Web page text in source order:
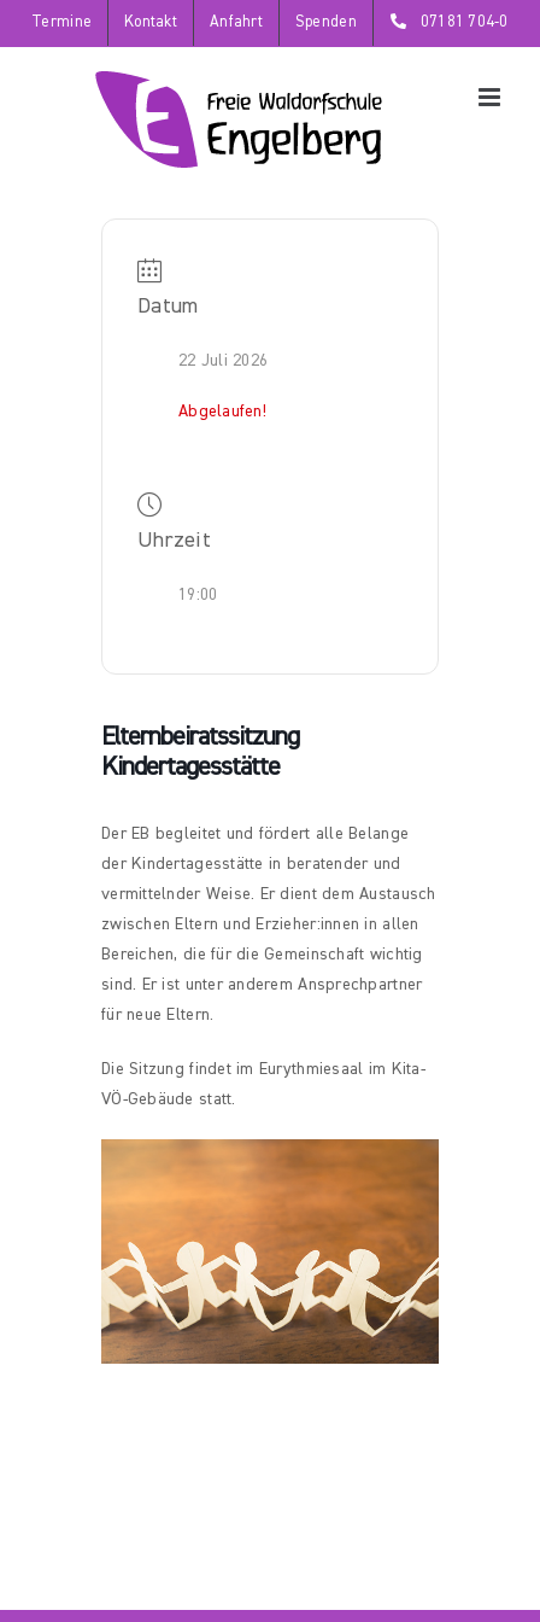
Zum
Inhalt
Termine Kontakt Anfahrt Spenden 07181 704-0
Datum
22 Juli 2026
Abgelaufen!
Uhrzeit
19:00
Elternbeiratssitzung
Kindertagesstätte
Der EB begleitet und fördert alle Belange
der Kindertagesstätte in beratender und
vermittelnder Weise. Er dient dem Austausch
zwischen Eltern und Erzieher:innen in allen
Bereichen, die für die Gemeinschaft wichtig
sind. Er ist unter anderem Ansprechpartner
für neue Eltern.
Die Sitzung findet im Eurythmiesaal im Kita-
VÖ-Gebäude statt.